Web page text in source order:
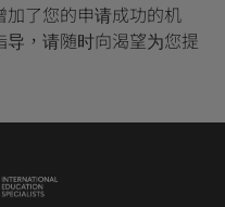
了您的申请成功的机
，请随时向渴望为您提